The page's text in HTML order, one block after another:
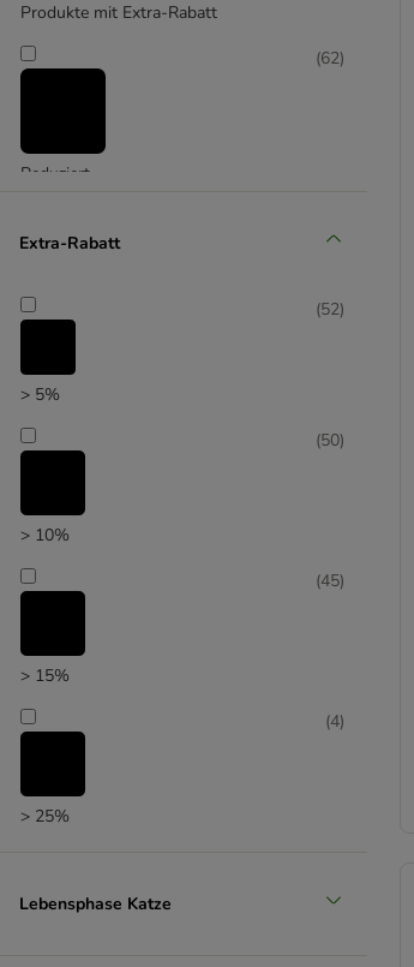
Produkte mit Extra-Rabatt
Reduziert
(62)
Unser Favorit
Extra-Rabatt
> 5%
(52)
> 10%
(50)
> 15%
(45)
> 25%
(4)
Lebensphase Katze